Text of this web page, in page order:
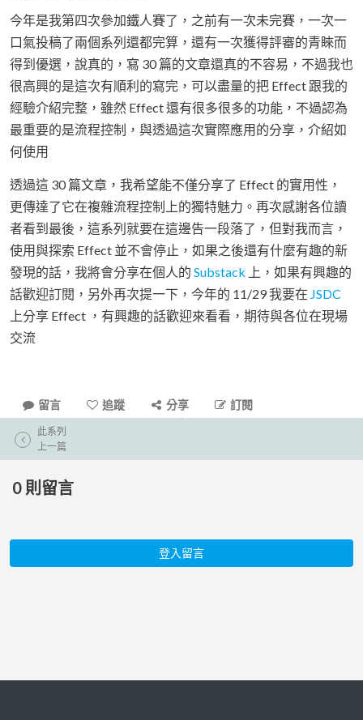
今年是我第四次參加鐵人賽了，之前有一次未完賽，一次一
口氣投稿了兩個系列還都完算，還有一次獲得評審的青睞而
得到優選，說真的，寫 30 篇的文章還真的不容易，不過我也
很高興的是這次有順利的寫完，可以盡量的把 Effect 跟我的
經驗介紹完整，雖然 Effect 還有很多很多的功能，不過認為
最重要的是流程控制，與透過這次實際應用的分享，介紹如
何使用
透過這 30 篇文章，我希望能不僅分享了 Effect 的實用性，
更傳達了它在複雜流程控制上的獨特魅力。再次感謝各位讀
者看到最後，這系列就要在這邊告一段落了，但對我而言，
使用與探索 Effect 並不會停止，如果之後還有什麼有趣的新
發現的話，我將會分享在個人的 Substack 上，如果有興趣的
話歡迎訂閱，另外再次提一下，今年的 11/29 我要在 JSDC
上分享 Effect ，有興趣的話歡迎來看看，期待與各位在現場
交流
留言 追蹤 分享 訂閱
此系列
上一篇
0 則留言
登入留言